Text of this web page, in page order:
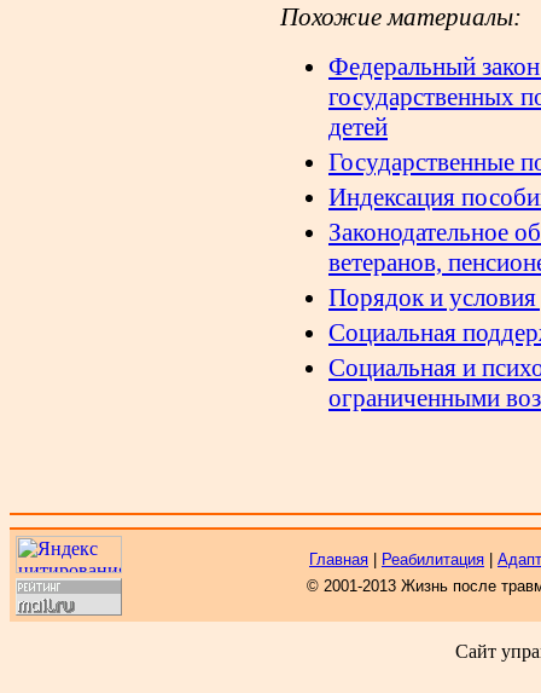
Похожие материалы:
Федеральный
государственных
детей
Государственные
Индексация
Законодательное
ветеранов,
Порядок и условия
Социальная
Социальная и
ограниченными
Главная Реабилитация
© 2001-2013 Жизнь после
Сайт